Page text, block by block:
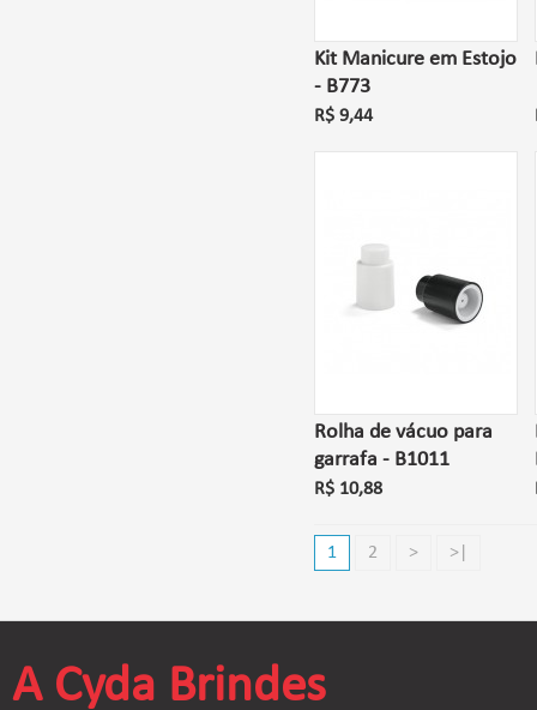
Kit Manicure em Estojo
- B773
R$ 9,44
Rolha de vácuo para
garrafa - B1011
R$ 10,88
1 2 > >|
A Cyda Brindes